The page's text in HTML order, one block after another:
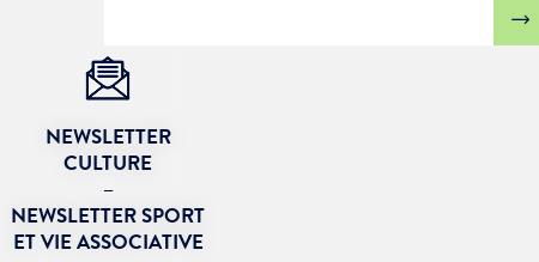
NEWSLETTER
CULTURE
–
NEWSLETTER SPORT
ET VIE ASSOCIATIVE